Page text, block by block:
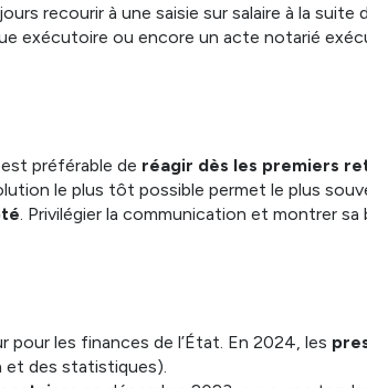
recourir à une saisie sur salaire à la suite
exécutoire ou encore un acte notarié
préférable de réagir dès les premiers
le plus tôt possible permet le plus
. Privilégier la communication et montrer
les finances de l’État. En 2024, les
et des statistiques).